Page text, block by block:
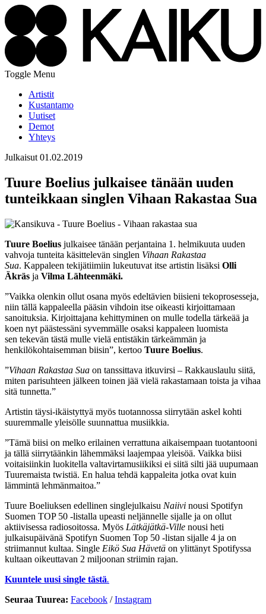
Toggle Menu
Artistit
Kustantamo
Uutiset
Demot
Yhteys
Julkaisut 01.02.2019
Tuure Boelius julkaisee tänään uuden
tunteikkaan singlen Vihaan Rakastaa Sua
Tuure Boelius julkaisee tänään perjantaina 1. helmikuuta uuden
vahvoja tunteita käsittelevän singlen Vihaan Rakastaa
Sua. Kappaleen tekijätiimiin lukeutuvat itse artistin lisäksi Olli
Äkräs ja Vilma Lähteenmäki.
”Vaikka olenkin ollut osana myös edeltävien biisieni tekoprosesseja,
niin tällä kappaleella pääsin vihdoin itse oikeasti kirjoittamaan
sanoituksia. Kirjoittajana kehittyminen on mulle todella tärkeää ja
koen nyt päästessäni syvemmälle osaksi kappaleen luomista
sen tekevän tästä mulle vielä entistäkin tärkeämmän ja
henkilökohtaisemman biisin”, kertoo Tuure Boelius.
”Vihaan Rakastaa Sua on tanssittava itkuvirsi – Rakkauslaulu siitä,
miten parisuhteen jälkeen toinen jää vielä rakastamaan toista ja vihaa
sitä tunnetta.”
Artistin täysi-ikäistyttyä myös tuotannossa siirrytään askel kohti
suuremmalle yleisölle suunnattua musiikkia.
”Tämä biisi on melko erilainen verrattuna aikaisempaan tuotantooni
ja tällä siirrytäänkin lähemmäksi laajempaa yleisöä. Vaikka biisi
voitaisiinkin luokitella valtavirtamusiikiksi ei siitä silti jää uupumaan
Tuuremaista twistiä. En halua tehdä kappaleita jotka ovat kuin
lämmintä lehmänmaitoa.”
Tuure Boeliuksen edellinen singlejulkaisu Naiivi nousi Spotifyn
Suomen TOP 50 -listalla upeasti neljännelle sijalle ja on ollut
aktiivisessa radiosoitossa. Myös Lätkäjätkä-Ville nousi heti
julkaisupäivänä Spotifyn Suomen Top 50 -listan sijalle 4 ja on
striimannut kultaa. Single Eikö Sua Hävetä on ylittänyt Spotifyssa
kultaan oikeuttavan 2 miljoonan striimin rajan.
Kuuntele uusi single tästä.
Seuraa Tuurea: Facebook /Instagram